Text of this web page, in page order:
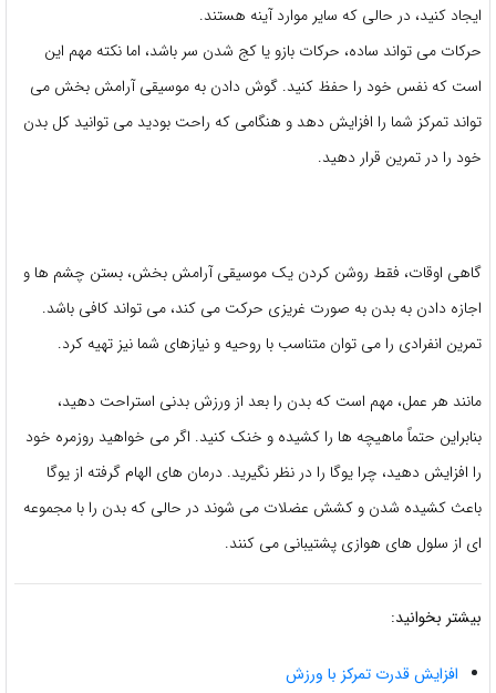
ایجاد کنید، در حالی که سایر موارد آینه هستند.
حرکات می تواند ساده، حرکات بازو یا کج شدن سر باشد، اما نکته مهم این
است که نفس خود را حفظ کنید. گوش دادن به موسیقی آرامش بخش می
تواند تمرکز شما را افزایش دهد و هنگامی که راحت بودید می توانید کل بدن
خود را در تمرین قرار دهید.
گاهی اوقات، فقط روشن کردن یک موسیقی آرامش بخش، بستن چشم ها و
اجازه دادن به بدن به صورت غریزی حرکت می کند، می تواند کافی باشد.
تمرین انفرادی را می توان متناسب با روحیه و نیازهای شما نیز تهیه کرد.
مانند هر عمل، مهم است که بدن را بعد از ورزش بدنی استراحت دهید،
بنابراین حتماً ماهیچه ها را کشیده و خنک کنید. اگر می خواهید روزمره خود
را افزایش دهید، چرا یوگا را در نظر نگیرید. درمان های الهام گرفته از یوگا
باعث کشیده شدن و کشش عضلات می شوند در حالی که بدن را با مجموعه
ای از سلول های هوازی پشتیبانی می کنند.
بیشتر بخوانید:
افزایش قدرت تمرکز با ورزش